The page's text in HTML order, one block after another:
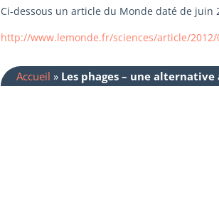
Ci-dessous un article du Monde daté de
http://www.lemonde.fr/sciences/article/2012/
Accueil » Les phages – une